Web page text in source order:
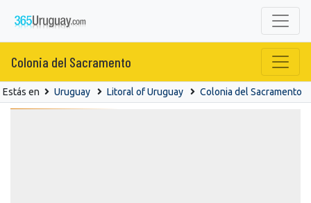
Colonia del Sacramento
Estás en Uruguay Litoral of Uruguay Colonia del Sacramento